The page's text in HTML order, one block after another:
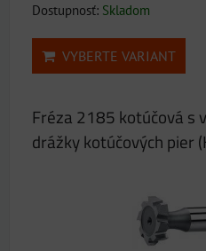
Dostupnosť: Skladom
VYBERTE VARIANT
Fréza 2185 kotúčová s
drážky kotúčových pier